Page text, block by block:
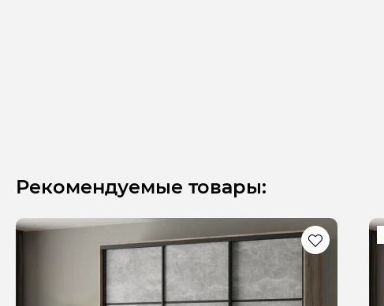
Рекомендуемые товары: